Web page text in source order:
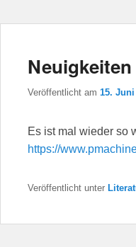
Veröffentlicht am 15. Juni
Es ist mal wieder so
https://
Veröffentlicht unter